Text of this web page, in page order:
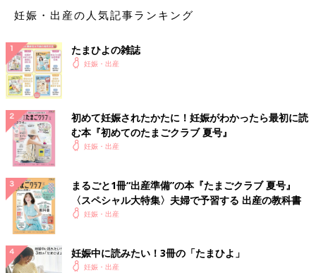
「ゼンくん、お土産(みやげ)！」
「和泉さん、第一声がそれかよ。とりあえず、はい、お菓子」
「しけてるわねぇ」
オフィスにいたみんなが笑う。
私は笑えない。うう、部長の顔を見たら、また気持ち悪くなっ
てきた。
和泉さんが引き続き声を張る。
「ゼンくん、帰国早々悪いけど、今夜飲み会だからよろしくね」
「え？ なんの？」
私は話を聞きながら、そうだったと思い出す。
今夜は飲み会。体調的にはしんどい。
「えー？ 国治って、上のフロアに異動するだけだろ？」
「まー、それでも飲むわよ。社長がやろうって言ってんだから」
「自分が飲みたいだけだ、あのジジイ」
部長は悪態をつきながら、自らのデスクに戻る。私の横を通り
妊娠・出産の人気記事ランキング
たまひよの雑誌
妊娠・出産
初めて妊娠されたかたに！妊娠がわかったら最初に読
む本『初めてのたまごクラブ 夏号』
妊娠・出産
まるごと1冊“出産準備”の本『たまごクラブ 夏号』
〈スペシャル大特集〉夫婦で予習する 出産の教科書
妊娠・出産
妊娠中に読みたい！3冊の「たまひよ」
妊娠・出産